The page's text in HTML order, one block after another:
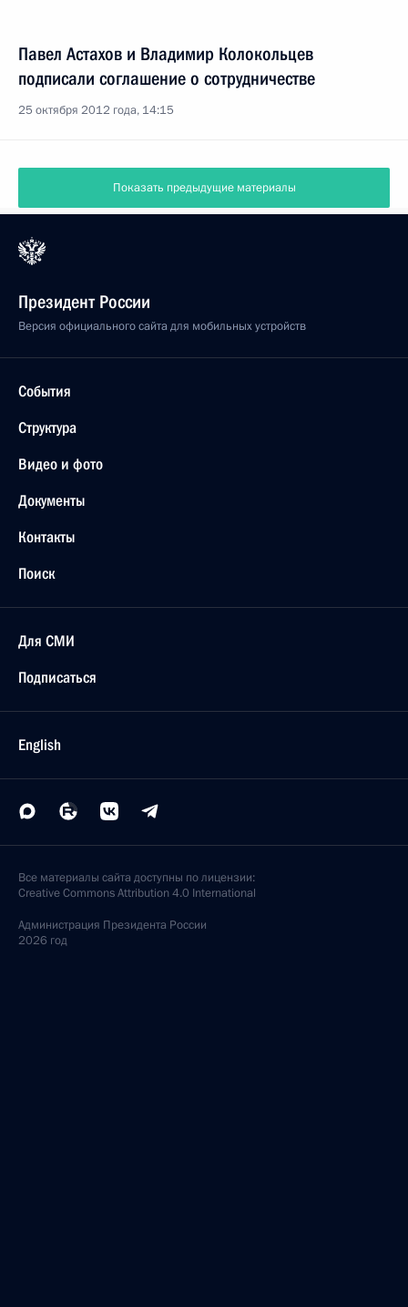
Павел Астахов и Владимир Колокольцев
подписали соглашение о сотрудничестве
25 октября 2012 года, 14:15
Показать предыдущие материалы
Президент России
Версия официального сайта для мобильных устройств
События
Структура
Видео и фото
Документы
Контакты
Поиск
Для СМИ
Подписаться
English
Все материалы сайта доступны по лицензии:
Creative Commons Attribution 4.0 International
Администрация Президента России
2026 год